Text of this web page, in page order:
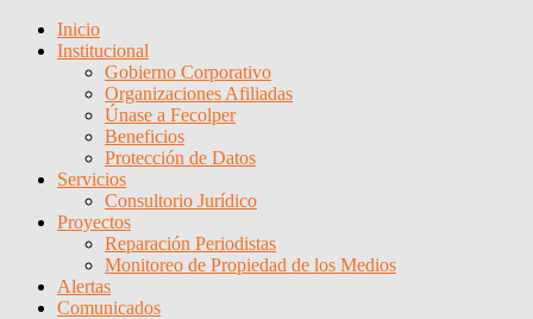
Inicio
Institucional
Gobierno Corporativo
Organizaciones Afiliadas
Únase a Fecolper
Beneficios
Protección de Datos
Servicios
Consultorio Jurídico
Proyectos
Reparación Periodistas
Monitoreo de Propiedad de los Medios
Alertas
Comunicados